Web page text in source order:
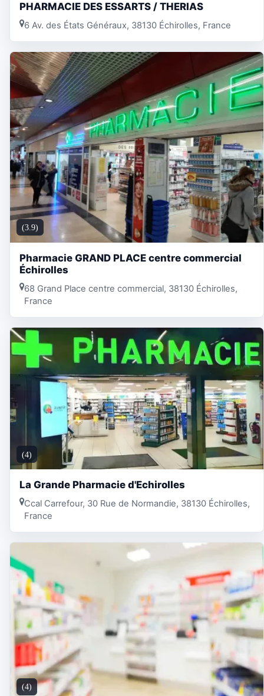
PHARMACIE DES ESSARTS / THERIAS
6 Av. des États Généraux, 38130 Échirolles, France
(3.9)
Pharmacie GRAND PLACE centre commercial
Échirolles
68 Grand Place centre commercial, 38130 Échirolles,
France
(4)
La Grande Pharmacie d'Echirolles
Ccal Carrefour, 30 Rue de Normandie, 38130 Échirolles,
France
(4)